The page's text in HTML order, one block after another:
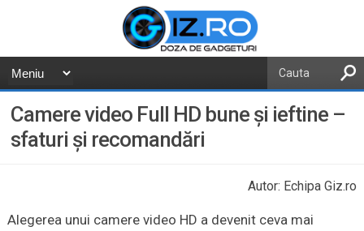
Camere video Full HD bune şi ieftine –
sfaturi şi recomandări
Autor: Echipa Giz.ro
Alegerea unui camere video HD a devenit ceva mai